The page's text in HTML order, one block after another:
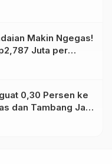
Makin Ngegas!
Juta per
0,30 Persen ke
dan Tambang Jadi